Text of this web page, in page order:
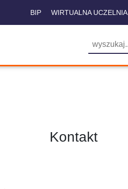
BIP WIRTUALNA UCZELNIA
Kontakt